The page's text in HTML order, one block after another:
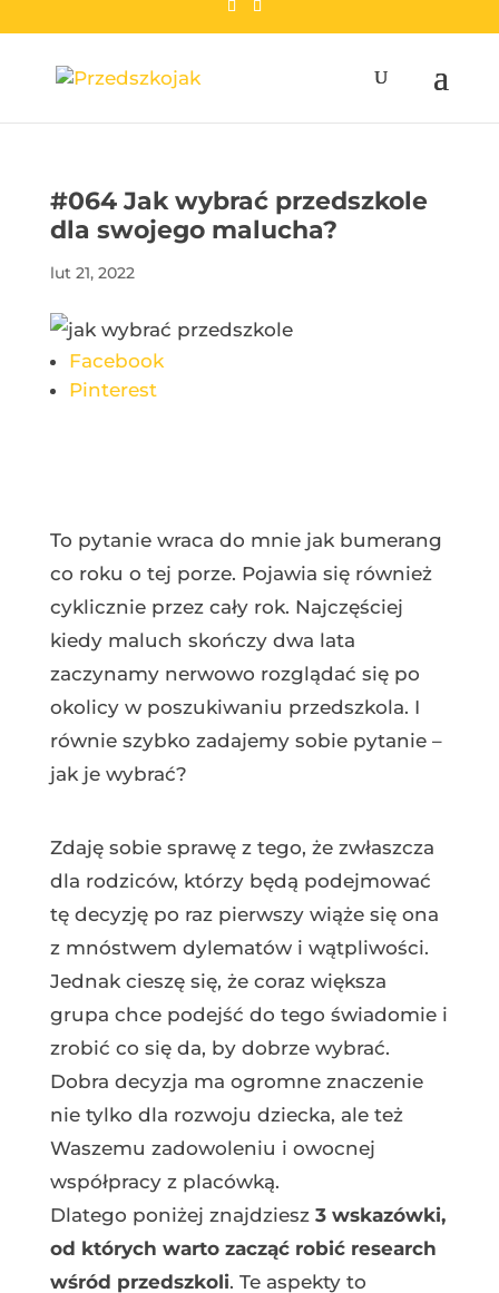
#064 Jak wybrać przedszkole
dla swojego malucha?
lut 21, 2022
Facebook
Pinterest
To pytanie wraca do mnie jak bumerang
co roku o tej porze. Pojawia się również
cyklicznie przez cały rok. Najczęściej
kiedy maluch skończy dwa lata
zaczynamy nerwowo rozglądać się po
okolicy w poszukiwaniu przedszkola. I
równie szybko zadajemy sobie pytanie –
jak je wybrać?
Zdaję sobie sprawę z tego, że zwłaszcza
dla rodziców, którzy będą podejmować
tę decyzję po raz pierwszy wiąże się ona
z mnóstwem dylematów i wątpliwości.
Jednak cieszę się, że coraz większa
grupa chce podejść do tego świadomie i
zrobić co się da, by dobrze wybrać.
Dobra decyzja ma ogromne znaczenie
nie tylko dla rozwoju dziecka, ale też
Waszemu zadowoleniu i owocnej
współpracy z placówką.
Dlatego poniżej znajdziesz3 wskazówki,
od których warto zacząć robić research
wśród przedszkoli. Te aspekty to